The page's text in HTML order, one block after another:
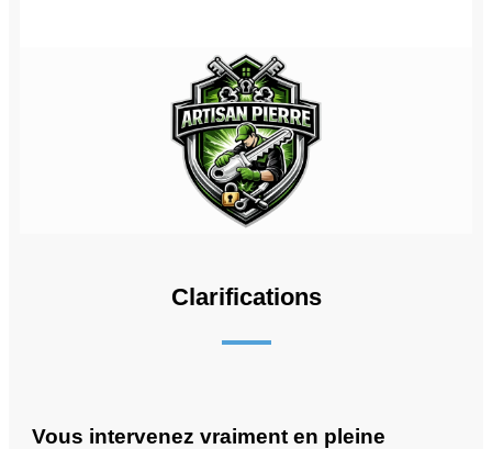
Clarifications
Vous intervenez vraiment en pleine